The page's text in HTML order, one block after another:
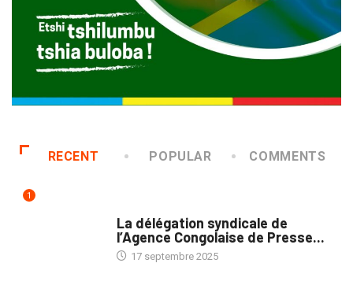
RECENT POPULAR COMMENTS
1
La délégation syndicale de
l’Agence Congolaise de Presse...
17 septembre 2025